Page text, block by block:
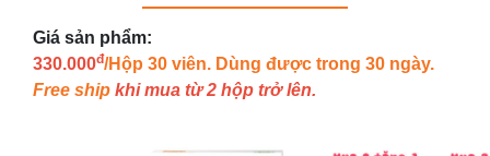
Giá sản phẩm:
330.000đ/Hộp 30 viên. Dùng được trong 30 ngày.
Free ship khi mua từ 2 hộp trở lên.